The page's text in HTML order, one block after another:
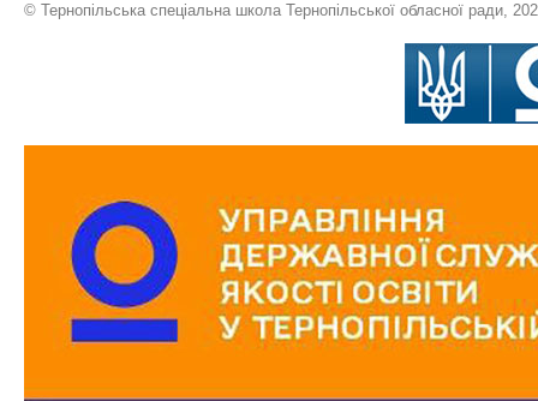
© Тернопільська спеціальна школа Тернопільської обласної ради,